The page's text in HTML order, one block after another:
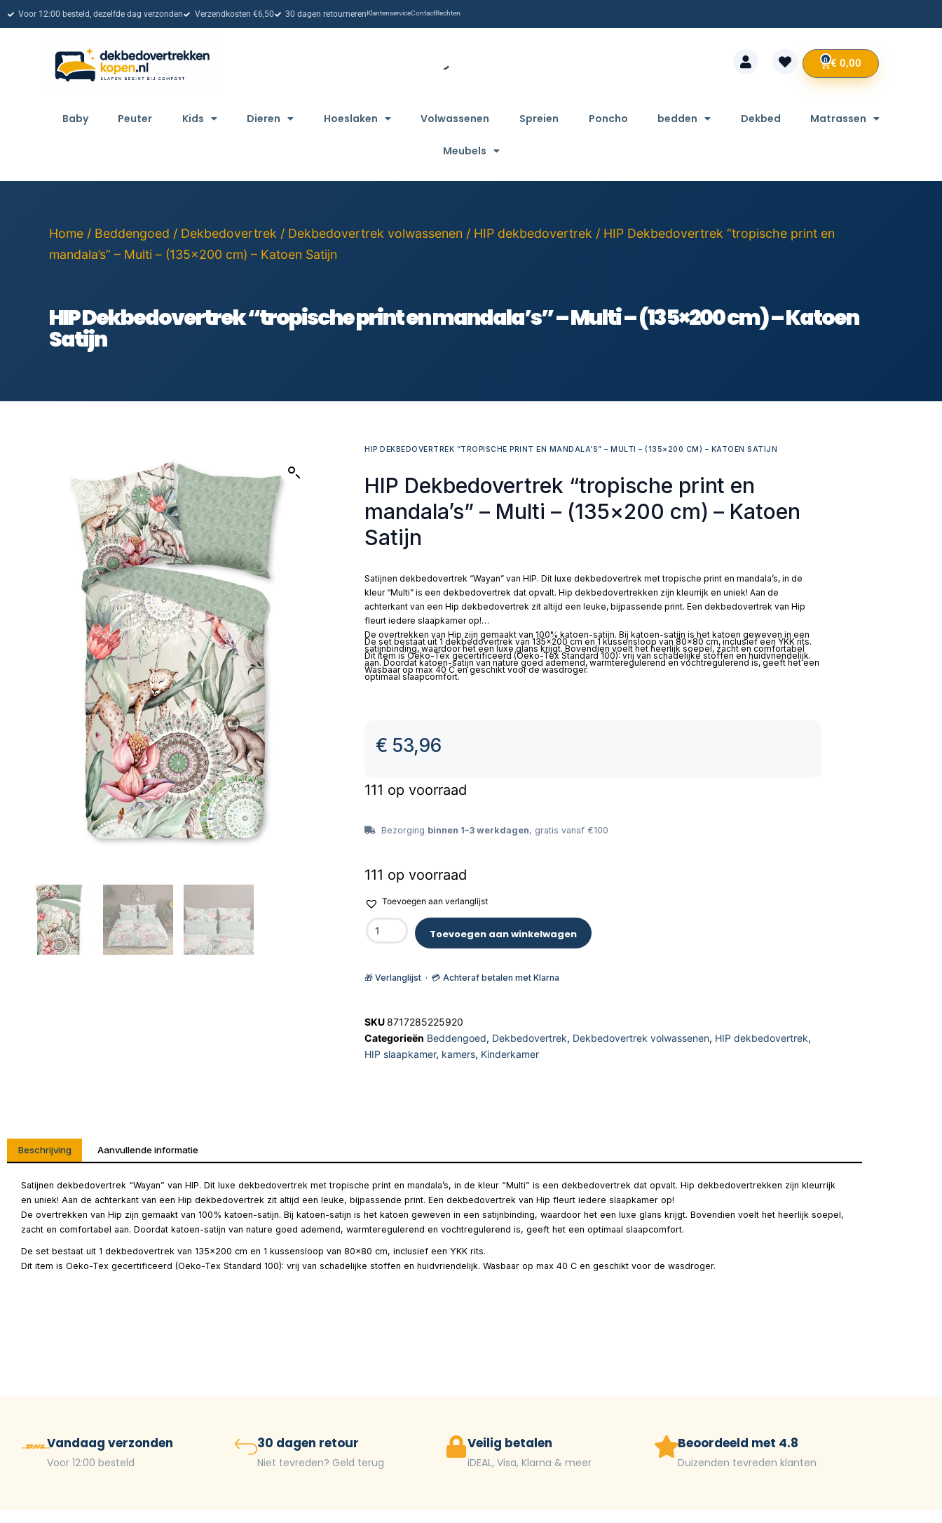
Voor 12:00 besteld, dezelfde dag verzonden Verzendkosten €6,50 30 dagen retournerenKlantenserviceContactRechten
€ 0,00
0
Baby Peuter Kids Dieren Hoeslaken Volwassenen Spreien Poncho bedden Dekbed Matrassen
Meubels
Home / Beddengoed / Dekbedovertrek / Dekbedovertrek volwassenen / HIP dekbedovertrek / HIP Dekbedovertrek “tropische print en
mandala’s” – Multi – (135×200 cm) – Katoen Satijn
HIP Dekbedovertrek “tropische print en mandala’s” – Multi – (135×200 cm) – Katoen
Satijn
HIP DEKBEDOVERTREK “TROPISCHE PRINT EN MANDALA’S” – MULTI – (135×200 CM) – KATOEN SATIJN
HIP Dekbedovertrek “tropische print en
mandala’s” – Multi – (135×200 cm) – Katoen
Satijn
Satijnen dekbedovertrek “Wayan” van HIP. Dit luxe dekbedovertrek met tropische print en mandala’s, in de
kleur “Multi” is een dekbedovertrek dat opvalt. Hip dekbedovertrekken zijn kleurrijk en uniek! Aan de
achterkant van een Hip dekbedovertrek zit altijd een leuke, bijpassende print. Een dekbedovertrek van Hip
fleurt iedere slaapkamer op!
De overtrekken van Hip zijn gemaakt van 100% katoen-satijn. Bij katoen-satijn is het katoen geweven in een
satijnbinding, waardoor het een luxe glans krijgt. Bovendien voelt het heerlijk soepel, zacht en comfortabel
aan. Doordat katoen-satijn van nature goed ademend, warmteregulerend en vochtregulerend is, geeft het een
optimaal slaapcomfort.
De set bestaat uit 1 dekbedovertrek van 135×200 cm en 1 kussensloop van 80×80 cm, inclusief een YKK rits.
Dit item is Oeko-Tex gecertificeerd (Oeko-Tex Standard 100): vrij van schadelijke stoffen en huidvriendelijk.
Wasbaar op max 40 C en geschikt voor de wasdroger.
€ 53,96
111 op voorraad
Bezorging binnen 1–3 werkdagen, gratis vanaf €100
111 op voorraad
Toevoegen aan verlanglijst
Toevoegen aan winkelwagen
🎁 Verlanglijst · 💳 Achteraf betalen met Klarna
SKU8717285225920
Categorieën Beddengoed, Dekbedovertrek, Dekbedovertrek volwassenen, HIP dekbedovertrek,
HIP slaapkamer, kamers, Kinderkamer
Beschrijving Aanvullende informatie
Satijnen dekbedovertrek “Wayan” van HIP. Dit luxe dekbedovertrek met tropische print en mandala’s, in de kleur “Multi” is een dekbedovertrek dat opvalt. Hip dekbedovertrekken zijn kleurrijk
en uniek! Aan de achterkant van een Hip dekbedovertrek zit altijd een leuke, bijpassende print. Een dekbedovertrek van Hip fleurt iedere slaapkamer op!
De overtrekken van Hip zijn gemaakt van 100% katoen-satijn. Bij katoen-satijn is het katoen geweven in een satijnbinding, waardoor het een luxe glans krijgt. Bovendien voelt het heerlijk soepel,
zacht en comfortabel aan. Doordat katoen-satijn van nature goed ademend, warmteregulerend en vochtregulerend is, geeft het een optimaal slaapcomfort.
De set bestaat uit 1 dekbedovertrek van 135×200 cm en 1 kussensloop van 80×80 cm, inclusief een YKK rits.
Dit item is Oeko-Tex gecertificeerd (Oeko-Tex Standard 100): vrij van schadelijke stoffen en huidvriendelijk. Wasbaar op max 40 C en geschikt voor de wasdroger.
Vandaag verzonden
Voor 12:00 besteld
30 dagen retour
Niet tevreden? Geld terug
Veilig betalen
iDEAL, Visa, Klarna & meer
Beoordeeld met 4.8
Duizenden tevreden klanten